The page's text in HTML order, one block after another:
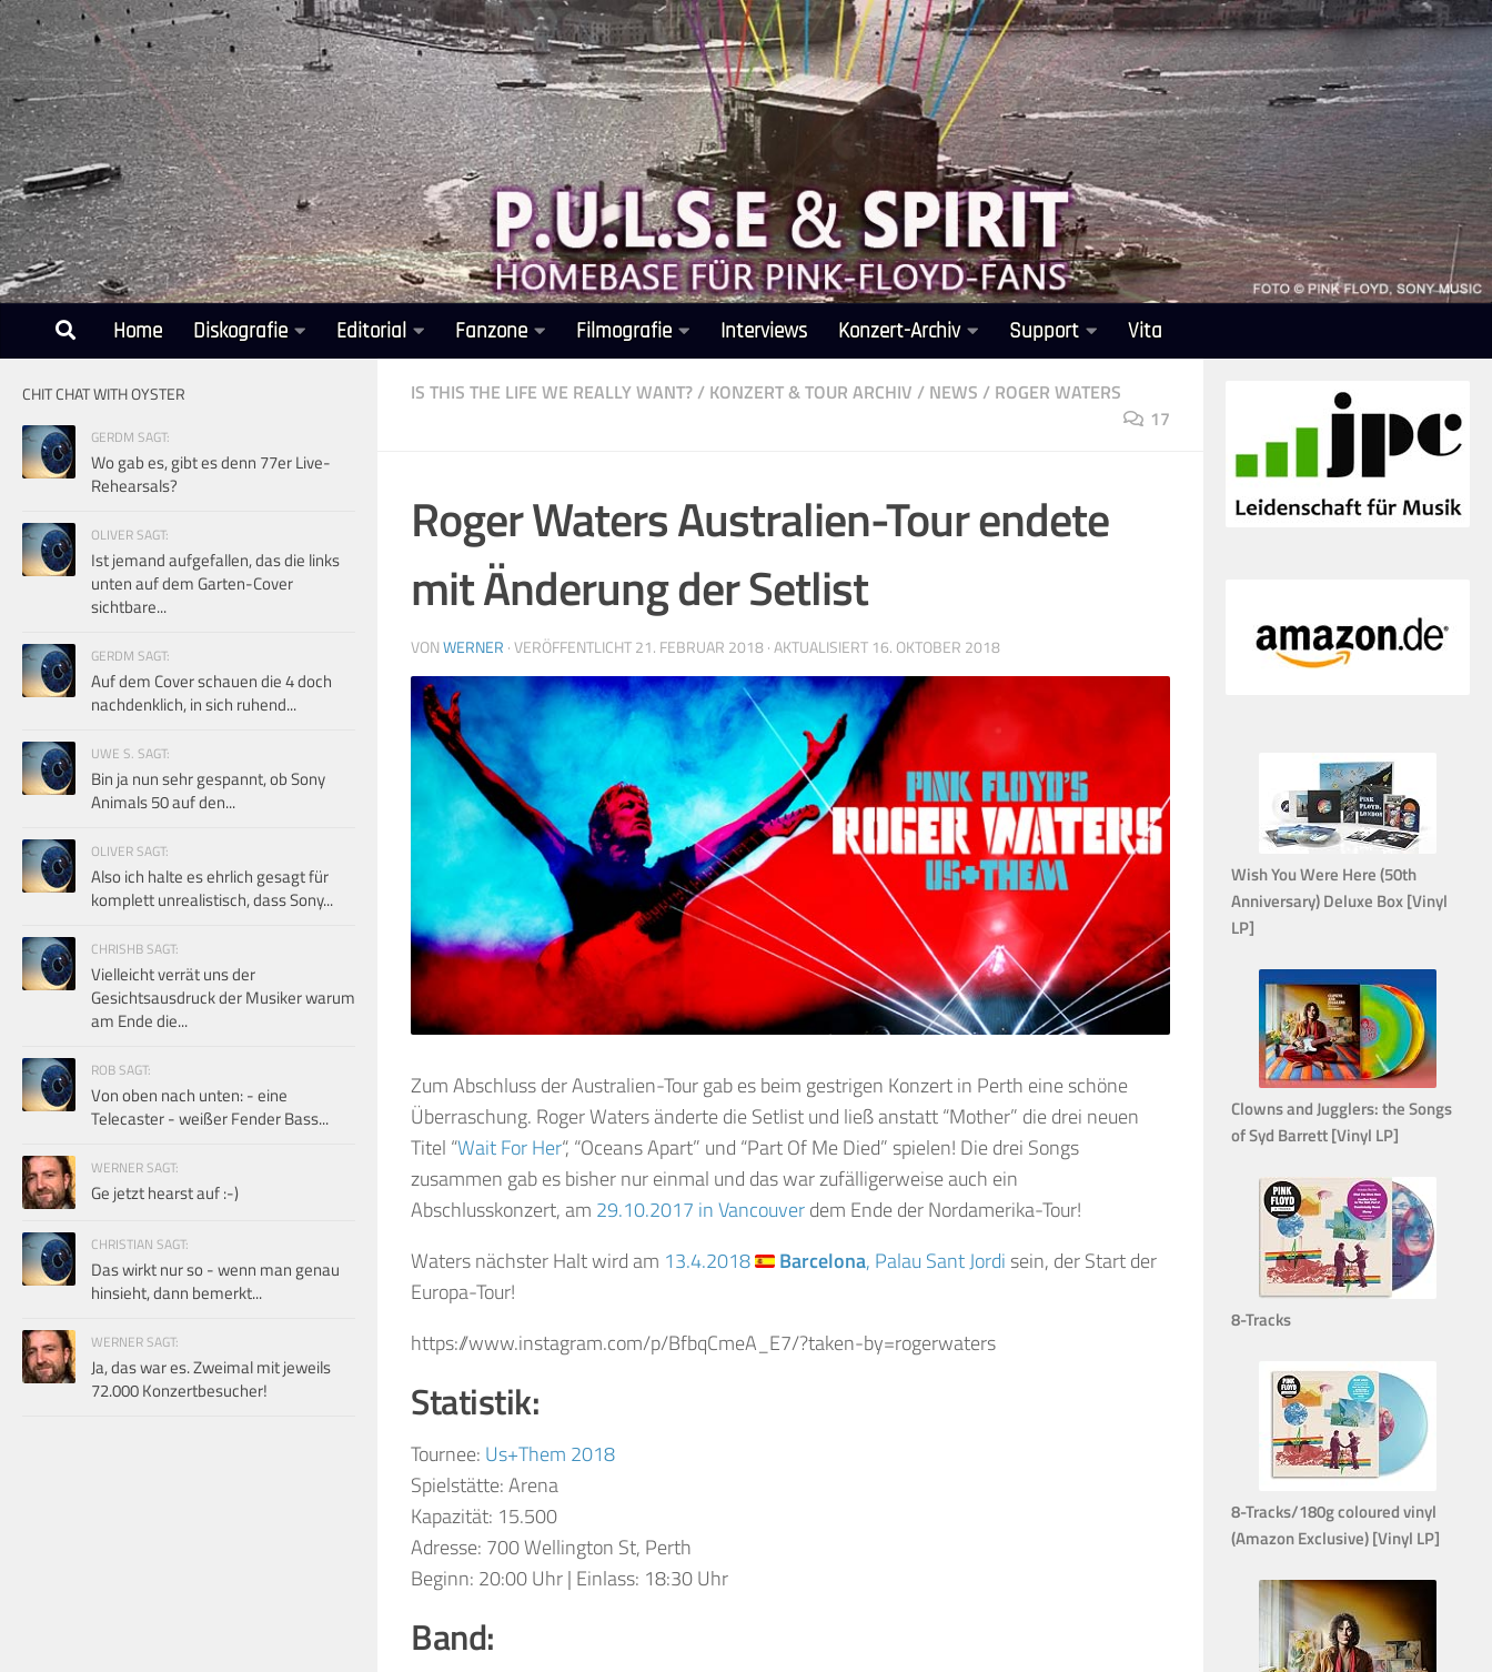
Unter dem Inhalt
Home Diskografie Editorial Fanzone Filmografie Interviews Konzert-Archiv Support Vita
IS THIS THE LIFE WE REALLY WANT?/ KONZERT & TOUR ARCHIV / NEWS / ROGER WATERS
17
Roger Waters Australien-Tour endete
mit Änderung der Setlist
VONWERNER · VERÖFFENTLICHT21. FEBRUAR 2018· AKTUALISIERT 16. OKTOBER 2018
Zum Abschluss der Australien-Tour gab es beim gestrigen Konzert in Perth eine schöne
Überraschung. Roger Waters änderte die Setlist und ließ anstatt “Mother” die drei neuen
Titel “Wait For Her“, “Oceans Apart” und “Part Of Me Died” spielen! Die drei Songs
zusammen gab es bisher nur einmal und das war zufälligerweise auch ein
Abschlusskonzert, am 29.10.2017 in Vancouverdem Ende der Nordamerika-Tour!
Waters nächster Halt wird am 13.4.2018 Barcelona, Palau Sant Jordi sein, der Start der
Europa-Tour!
https://www.instagram.com/p/BfbqCmeA_E7/?taken-by=rogerwaters
Statistik:
Tournee: Us+Them 2018
Spielstätte: Arena
Kapazität: 15.500
Adresse: 700 Wellington St, Perth
Beginn: 20:00 Uhr | Einlass: 18:30 Uhr
Band:
CHIT CHAT WITH OYSTER
GERDM SAGT:
Wo gab es, gibt es denn 77er Live-
Rehearsals?
OLIVER SAGT:
Ist jemand aufgefallen, das die links
unten auf dem Garten-Cover
sichtbare...
GERDM SAGT:
Auf dem Cover schauen die 4 doch
nachdenklich, in sich ruhend...
UWE S. SAGT:
Bin ja nun sehr gespannt, ob Sony
Animals 50 auf den...
OLIVER SAGT:
Also ich halte es ehrlich gesagt für
komplett unrealistisch, dass Sony...
CHRISHB SAGT:
Vielleicht verrät uns der
Gesichtsausdruck der Musiker warum
am Ende die...
ROB SAGT:
Von oben nach unten: - eine
Telecaster - weißer Fender Bass...
WERNER SAGT:
Ge jetzt hearst auf :-)
CHRISTIAN SAGT:
Das wirkt nur so - wenn man genau
hinsieht, dann bemerkt...
WERNER SAGT:
Ja, das war es. Zweimal mit jeweils
72.000 Konzertbesucher!
Wish You Were Here (50th
Anniversary) Deluxe Box [Vinyl
LP]
Clowns and Jugglers: the Songs
of Syd Barrett [Vinyl LP]
8-Tracks
8-Tracks/180g coloured vinyl
(Amazon Exclusive) [Vinyl LP]